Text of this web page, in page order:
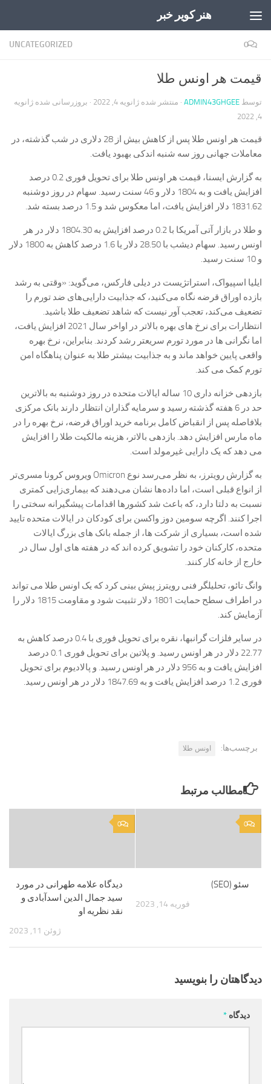
هنر کویر خبر
UNCATEGORIZED 0
قیمت هر اونس طلا
توسط ADMIN43GHGEE · منتشر شده ژانویه 4, 2022 · بروزرسانی شده ژانویه
4, 2022
قیمت هر اونس طلا پس از کاهش بیش از 28 دلاری در شب گذشته، در
معاملات جهانی روز سه شنبه اندکی بهبود یافت.
به گزارش ایسنا، قیمت هر اونس طلا برای تحویل فوری 0.2 درصد
افزایش یافت و به 1804 دلار و 46 سنت رسید. سهام در روز دوشنبه
1831.62 دلار افزایش یافت، اما معکوس شد و 1.5 درصد بسته شد.
و طلا در بازار آتی آمریکا با 0.2 درصد افزایش به 1804.30 دلار در هر
اونس رسید. سهام دیشب با 28.50 دلار یا 1.6 درصد کاهش به 1800 دلار
و 10 سنت رسید.
ایلیا اسپیواک، استراتژیست در دیلی فارکس، می‌گوید: «وقتی به رشد
بازده اوراق قرضه نگاه می‌کنید، که جذابیت دارایی‌های ضد تورم را
تضعیف می‌کند، تعجب آور نیست که شاهد تضعیف طلا باشید.
انتظارات برای نرخ های بهره بالاتر در اواخر سال 2021 افزایش یافت،
اما نگرانی ها در مورد تورم سریعتر رشد کردند. بنابراین، نرخ بهره
واقعی پایین خواهد ماند و به جذابیت بیشتر طلا به عنوان پناهگاه امن
تورم کمک می کند.
بازدهی خزانه داری 10 ساله ایالات متحده در روز دوشنبه به بالاترین
حد در 6 هفته گذشته رسید و سرمایه گذاران انتظار دارند بانک مرکزی
بلافاصله پس از انقباض کامل برنامه خرید اوراق قرضه، نرخ بهره را در
ماه مارس افزایش دهد. بازدهی بالاتر، هزینه مالکیت طلا را افزایش
می دهد که یک دارایی غیرمولد است.
به گزارش رویترز، به نظر می‌رسد نوع Omicron ویروس کرونا مسری‌تر
از انواع قبلی است، اما داده‌ها نشان می‌دهند که بیماری‌زایی کمتری
نسبت به دلتا دارد، که باعث شد کشورها اقدامات پیشگیرانه سختی را
اجرا کنند. اگرچه سومین دوز واکسن برای کودکان در ایالات متحده تایید
شده است، بسیاری از شرکت ها، از جمله بانک های بزرگ ایالات
متحده، کارکنان خود را تشویق کرده اند که در هفته های اول سال در
خارج از خانه کار کنند.
وانگ تائو، تحلیلگر فنی رویترز پیش بینی کرد که یک اونس طلا می تواند
در اطراف سطح حمایت 1801 دلار تثبیت شود و مقاومت 1815 دلار را
آزمایش کند.
در سایر فلزات گرانبها، نقره برای تحویل فوری با 0.4 درصد کاهش به
22.77 دلار در هر اونس رسید. و پلاتین برای تحویل فوری 0.1 درصد
افزایش یافت و به 956 دلار در هر اونس رسید. و پالادیوم برای تحویل
فوری 1.2 درصد افزایش یافت و به 1847.69 دلار در هر اونس رسید.
برچسب‌ها: اونس طلا
مطالب مرتبط
0
دیدگاه علامه طهرانی در مورد
سید جمال الدین اسدآبادی و
نقد نظریه او
ژوئن 11, 2023
0
سئو (SEO)
فوریه 14, 2023
دیدگاهتان را بنویسید
دیدگاه *